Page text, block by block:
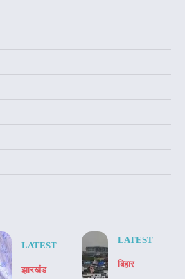
LATEST
झारखंड
LATEST
बिहार